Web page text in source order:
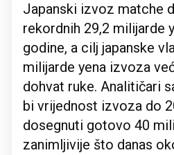
Japanski izvoz matche
rekordnih 29,2 milijarde
godine, a cilj japanske
milijarde yena izvoza
dohvat ruke. Analitičari
bi vrijednost izvoza do
dosegnuti gotovo 40
zanimljivije što danas